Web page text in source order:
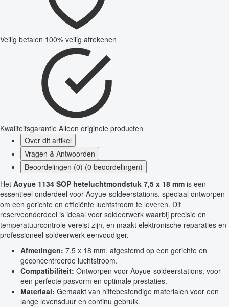
Veilig betalen 100% veilig afrekenen
Kwaliteitsgarantie Alleen originele producten
Over dit artikel
Vragen & Antwoorden
Beoordelingen (0) (0 beoordelingen)
Het Aoyue 1134 SOP heteluchtmondstuk 7,5 x 18 mm is een
essentieel onderdeel voor Aoyue-soldeerstations, speciaal ontworpen
om een gerichte en efficiënte luchtstroom te leveren. Dit
reserveonderdeel is ideaal voor soldeerwerk waarbij precisie en
temperatuurcontrole vereist zijn, en maakt elektronische reparaties en
professioneel soldeerwerk eenvoudiger.
Afmetingen: 7,5 x 18 mm, afgestemd op een gerichte en
geconcentreerde luchtstroom.
Compatibiliteit: Ontworpen voor Aoyue-soldeerstations, voor
een perfecte pasvorm en optimale prestaties.
Materiaal: Gemaakt van hittebestendige materialen voor een
lange levensduur en continu gebruik.